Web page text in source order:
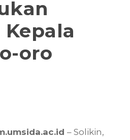
oro
– Solikin,